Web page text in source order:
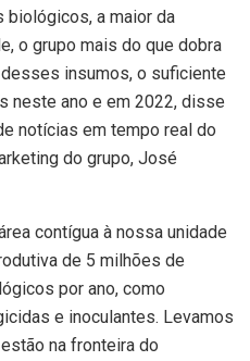
biológicos, a maior da
o grupo mais do que dobra
insumos, o suficiente
neste ano e em 2022, disse
notícias em tempo real do
do grupo, José
contígua à nossa unidade
de 5 milhões de
por ano, como
e inoculantes. Levamos
na fronteira do